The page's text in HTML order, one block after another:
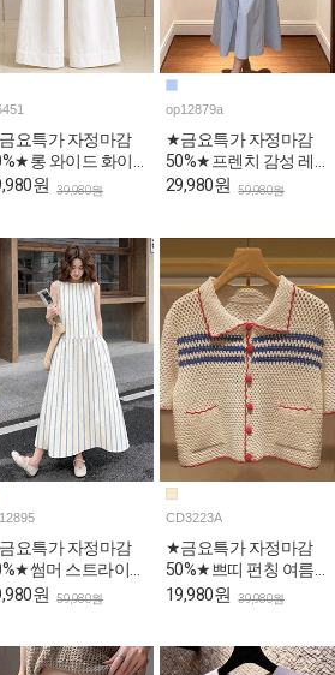
요특가 자정마감
롱 와이드 화이
코튼 팬츠
원 39,980원
op12879a
★금요특가 자정마감
50%★프렌치 감성 레
이스 민소매 원피스
29,980원 59,980원
요특가 자정마감
썸머 스트라이프
매 원피스
원 59,980원
CD3223A
★금요특가 자정마감
50%★쁘띠 펀칭 여름
니트 가디건
19,980원 39,980원